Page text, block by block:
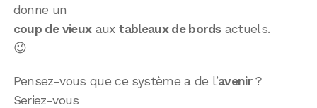
donne un
coup de vieuxauxtableaux de bordsactuels.
😉
Pensez-vous que ce système a de l’avenir?
Seriez-vous